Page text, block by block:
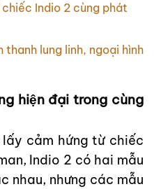
Indio 2 cùng phát
thanh lung linh, ngoại hình
hiện đại trong cùng
cảm hứng từ chiếc
Indio 2 có hai mẫu
nhau, nhưng các mẫu